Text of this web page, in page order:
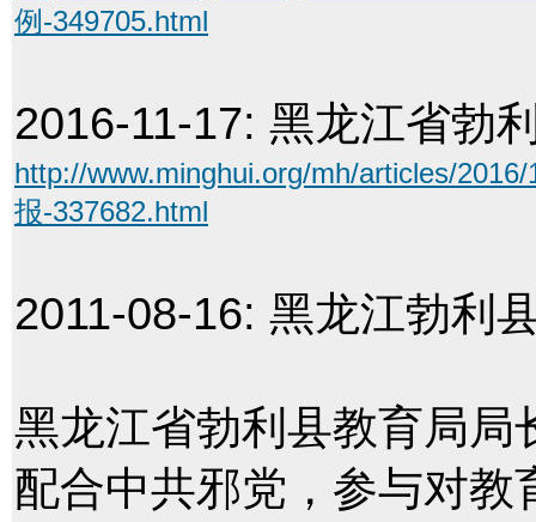
例-349705.html
2016-11-17: 黑龙江省勃
http://www.minghui.org/mh/articles/
报-337682.html
2011-08-16: 黑龙江勃利
黑龙江省勃利县教育局
配合中共邪党，参与对